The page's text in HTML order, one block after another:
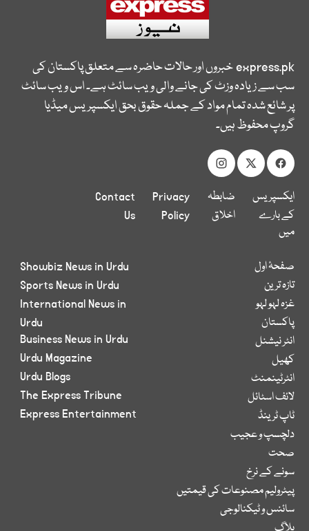
express.pkخبروں اور حالات حاضرہ سے متعلق پاکستان کی
سب سے زیادہ وزٹ کی جانے والی ویب سائٹ ہے۔ اس ویب سائٹ
پر شائع شدہ تمام مواد کے جملہ حقوق بحق ایکسپریس میڈیا
گروپ محفوظ ہیں۔
ایکسپریس
کے بارے
میں
ضابطہ
اخلاق
Privacy
Policy
Contact
Us
صفحۂ اول
تازہ ترین
غزہ لہو لہو
پاکستان
انٹر نیشنل
کھیل
انٹرٹینمنٹ
لائف اسٹائل
ٹاپ ٹرینڈ
دلچسپ و عجیب
صحت
سونے کے نرخ
پیٹرولیم مصنوعات کی قیمتیں
سائنس و ٹیکنالوجی
Showbiz News in Urdu
Sports News in Urdu
International News in
Urdu
Business News in Urdu
Urdu Magazine
Urdu Blogs
The Express Tribune
Express Entertainment